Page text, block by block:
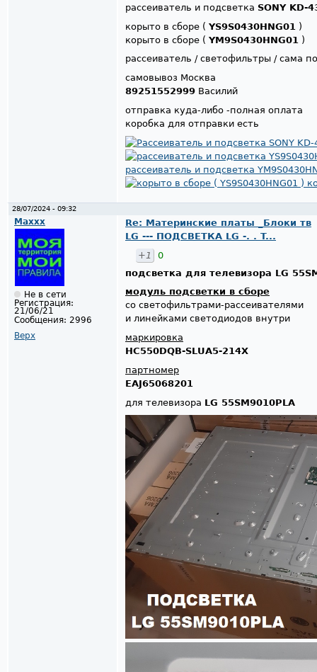
рассеиватель и подсветка SONY KD-
корыто в сборе ( YS9S0430HNG01 )
корыто в сборе ( YM9S0430HNG01 )
рассеиватель / светофильтры / сама
самовывоз Москва
89251552999 Василий
отправка куда-либо -полная оплата
коробка для отправки есть
28/07/2024 - 09:32
Maxxx
Не в сети
Регистрация:
21/06/21
Сообщения: 2996
Верх
Re: Материнские платы _Блоки тв
LG --- ПОДСВЕТКА LG -. . T...
+1
0
подсветка для телевизора LG
модуль подсветки в сборе
со светофильтрами-рассеивателями
и линейками светодиодов внутри
маркировка
HC550DQB-SLUA5-214X
партномер
EAJ65068201
для телевизора LG 55SM9010PLA